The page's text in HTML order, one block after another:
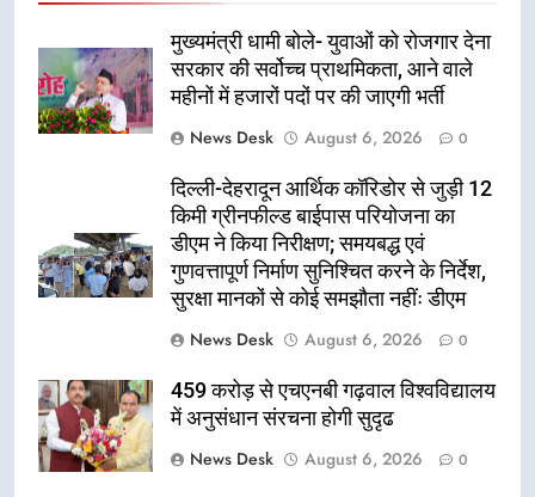
मुख्यमंत्री धामी बोले- युवाओं को रोजगार देना
सरकार की सर्वोच्च प्राथमिकता, आने वाले
महीनों में हजारों पदों पर की जाएगी भर्ती
News Desk
August 6, 2026 0
दिल्ली-देहरादून आर्थिक कॉरिडोर से जुड़ी 12
किमी ग्रीनफील्ड बाईपास परियोजना का
डीएम ने किया निरीक्षण; समयबद्ध एवं
गुणवत्तापूर्ण निर्माण सुनिश्चित करने के निर्देश,
सुरक्षा मानकों से कोई समझौता नहींः डीएम
News Desk
August 6, 2026 0
459 करोड़ से एचएनबी गढ़वाल विश्वविद्यालय
में अनुसंधान संरचना होगी सुदृढ
News Desk
August 6, 2026 0